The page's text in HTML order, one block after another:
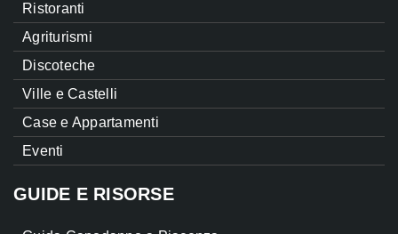
Ristoranti
Agriturismi
Discoteche
Ville e Castelli
Case e Appartamenti
Eventi
GUIDE E RISORSE